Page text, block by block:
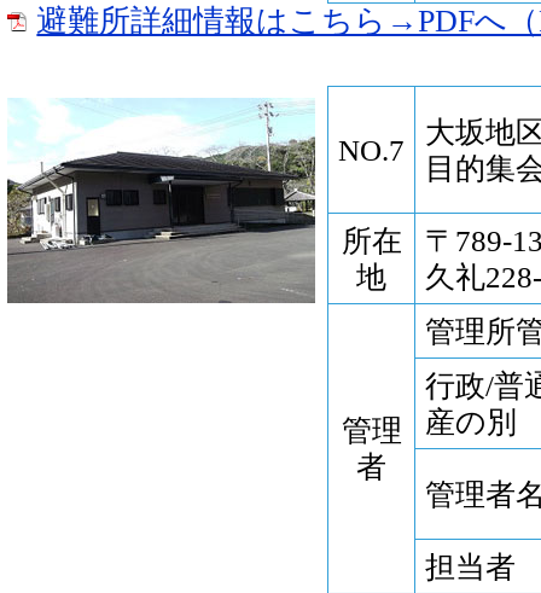
避難所詳細情報はこちら→PDFへ（
NO.7
大坂地
目的集
所在
地
〒789-
久礼
管理
者
管理所
行政/普
産の別
管理者
担当者